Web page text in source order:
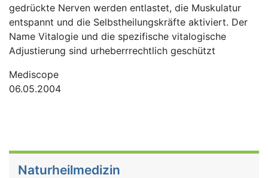
gedrückte Nerven werden entlastet, die Muskulatur
entspannt und die Selbstheilungskräfte aktiviert. Der
Name Vitalogie und die spezifische vitalogische
Adjustierung sind urheberrrechtlich geschützt
Mediscope
06.05.2004
Naturheilmedizin